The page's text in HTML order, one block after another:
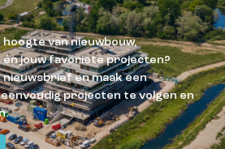
van nieuwbouw,
jouw favoriete projecten?
en maak een
projecten te volgen en